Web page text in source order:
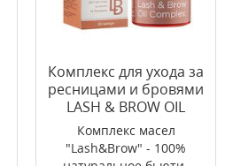
Комплекс для ухода за
ресницами и бровями
LASH & BROW OIL
COMPLEX капсулы
№20
Комплекс масел
"Lash&Brow" - 100%